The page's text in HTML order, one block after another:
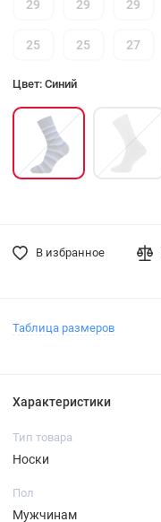
29 29 29
25 25 27
Цвет: Синий
В избранное
Таблица размеров
Характеристики
Тип товара
Носки
Пол
Мужчинам